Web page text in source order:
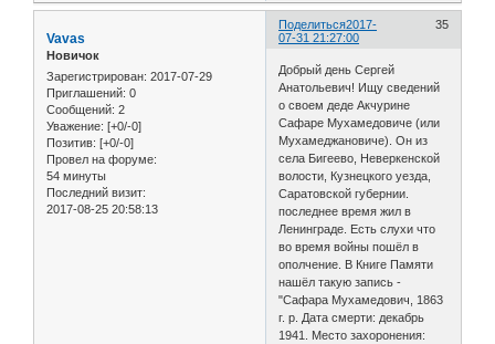
Поделиться 35
2017-
07-31 21:27:00
Vavas
Новичок
Зарегистрирован: 2017-07-29
Приглашений: 0
Сообщений: 2
Уважение: [+0/-0]
Позитив: [+0/-0]
Провел на форуме:
54 минуты
Последний визит:
2017-08-25 20:58:13
Добрый день Сергей
Анатольевич! Ищу сведений
о своем деде Акчурине
Сафаре Мухамедовиче (или
Мухамеджановиче). Он из
села Бигеево, Неверкенской
волости, Кузнецкого уезда,
Саратовской губернии.
последнее время жил в
Ленинграде. Есть слухи что
во время войны пошёл в
ополчение. В Книге Памяти
нашёл такую запись -
"Сафара Мухамедович, 1863
г. р. Дата смерти: декабрь
1941. Место захоронения: